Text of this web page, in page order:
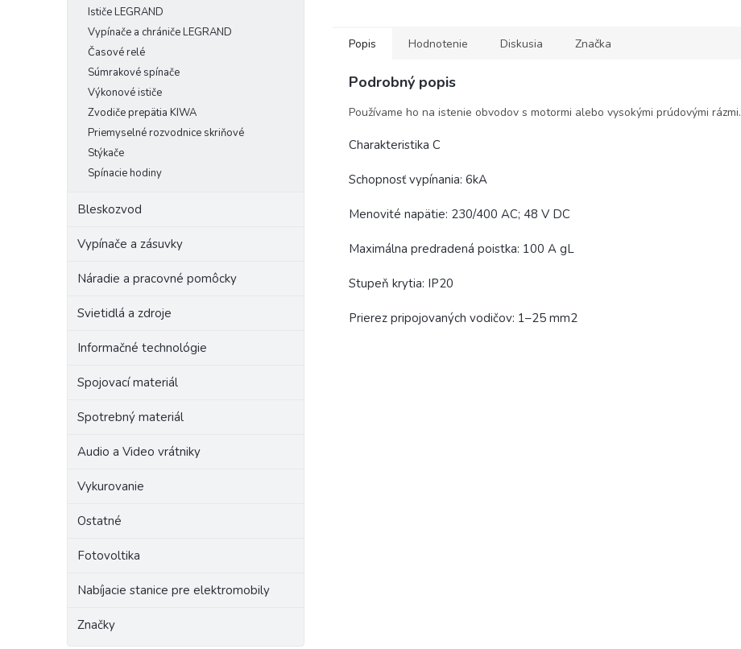
Ističe LEGRAND
Vypínače a chrániče LEGRAND
Časové relé
Súmrakové spínače
Výkonové ističe
Zvodiče prepätia KIWA
Priemyselné rozvodnice skriňové
Stýkače
Spínacie hodiny
Bleskozvod
Vypínače a zásuvky
Náradie a pracovné pomôcky
Svietidlá a zdroje
Informačné technológie
Spojovací materiál
Spotrebný materiál
Audio a Video vrátniky
Vykurovanie
Ostatné
Fotovoltika
Nabíjacie stanice pre elektromobily
Značky
Popis Hodnotenie Diskusia Značka
Podrobný popis
Používame ho na istenie obvodov s motormi alebo vysokými prúdovými rázmi.
Charakteristika C
Schopnosť vypínania: 6kA
Menovité napätie: 230/400 AC; 48 V DC
Maximálna predradená poistka: 100 A gL
Stupeň krytia: IP20
Prierez pripojovaných vodičov: 1–25 mm2